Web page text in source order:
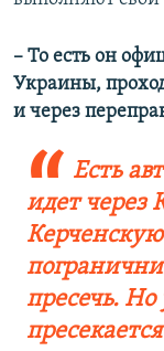
– То есть он
Украины,
и через
Есть
идет через
пресечь. Но
пресекается